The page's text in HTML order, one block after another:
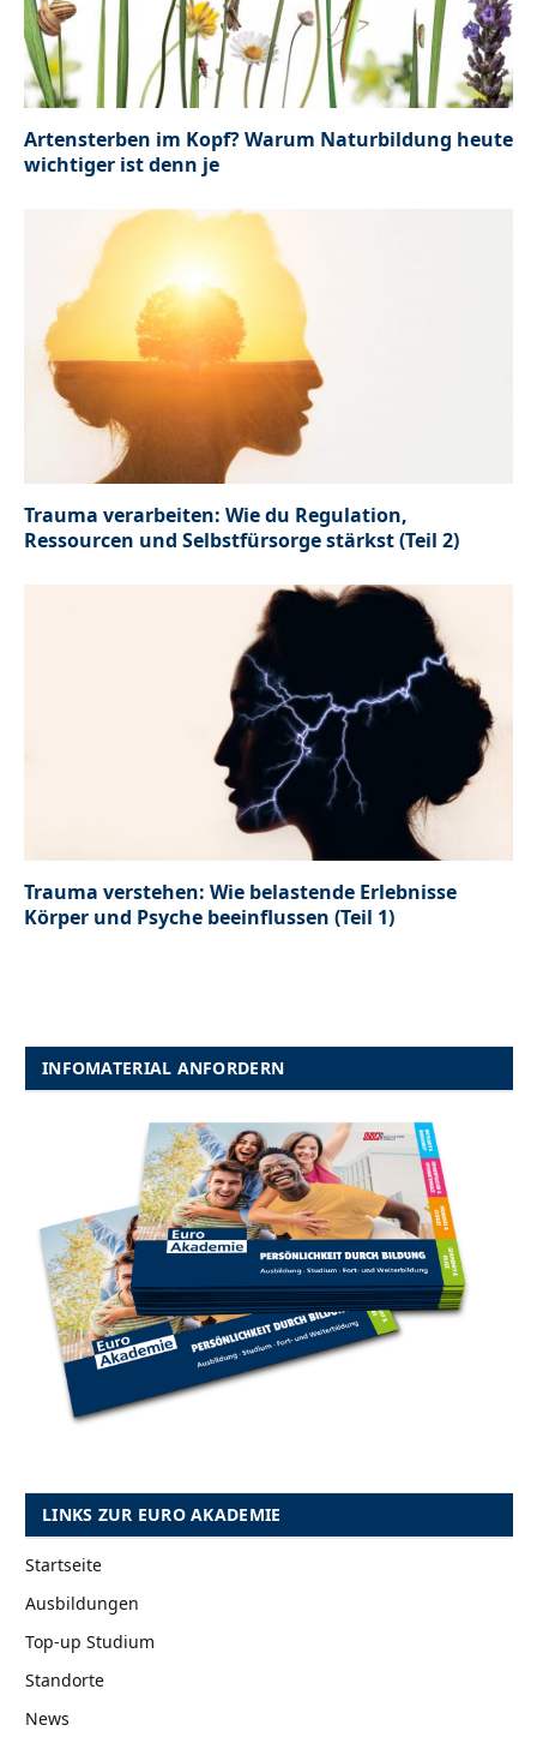
Artensterben im Kopf? Warum Naturbildung heute
wichtiger ist denn je
Trauma verarbeiten: Wie du Regulation,
Ressourcen und Selbstfürsorge stärkst (Teil 2)
Trauma verstehen: Wie belastende Erlebnisse
Körper und Psyche beeinflussen (Teil 1)
INFOMATERIAL ANFORDERN
LINKS ZUR EURO AKADEMIE
Startseite
Ausbildungen
Top-up Studium
Standorte
News